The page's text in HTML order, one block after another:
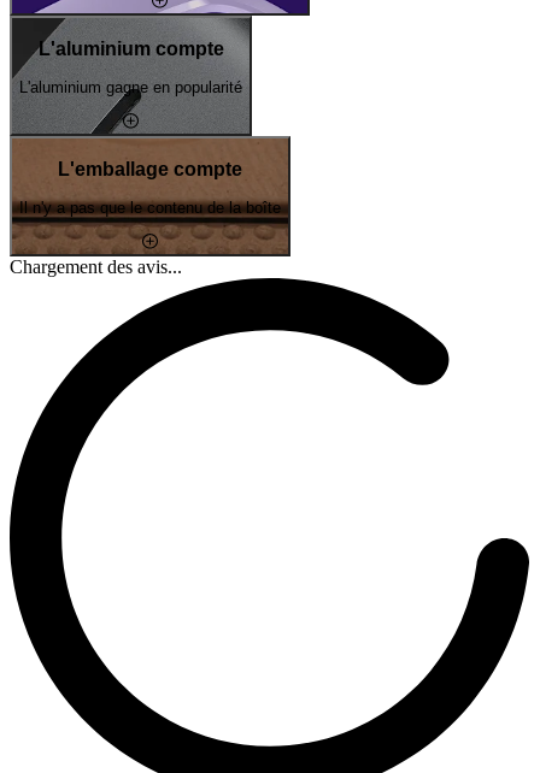
L'aluminium compte
L'aluminium gagne en popularité
L'emballage compte
Il n'y a pas que le contenu de la boîte
Chargement des avis...